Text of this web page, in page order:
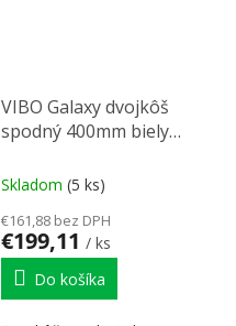
VIBO Galaxy dvojkôš
spodný 400mm biely
Skladom (5 ks)
€161,88 bez DPH
€199,11 / ks
Do košíka